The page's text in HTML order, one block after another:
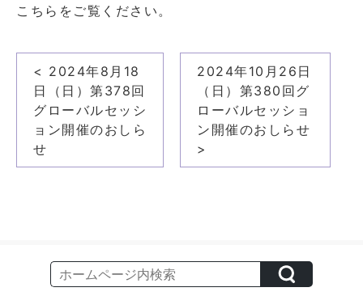
こちらをご覧ください。
ゲ
< 2024年8月18
日（日）第378回
グローバルセッシ
ョン開催のおしら
せ
2024年10月26日
（日）第380回グ
ローバルセッショ
ン開催のおしらせ
>